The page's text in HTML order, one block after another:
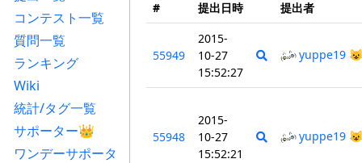
コンテスト一覧
質問一覧
ランキング
Wiki
統計/タグ一覧
サポーター👑
ワンデーサポータ
# 提出日時 提出者
55949
2015-
10-27
15:52:27
yuppe19 😺
55948
2015-
10-27
15:52:21
yuppe19 😺